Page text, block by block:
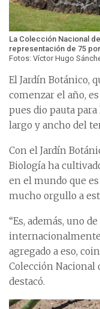
La Colección Nacional
representación de 75
Fotos: Víctor Hugo
El Jardín Botánico,
comenzar el año,
pues dio pauta
largo y ancho del
Con el Jardín
Biología ha
en el mundo que
mucho orgullo a
“Es, además, uno
agregado a eso,
Colección Nacional
destacó.